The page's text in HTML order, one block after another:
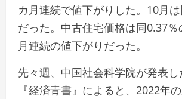
カ月連続で値下がりした。10月
だった。中古住宅価格は同0.37％
月連続の値下がりだった。
先々週、中国社会科学院が発表
『経済青書』によると、2022年